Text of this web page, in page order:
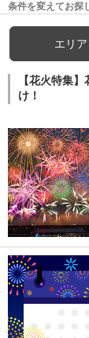
条件を変えてお探
エリ
【花火特集
け！